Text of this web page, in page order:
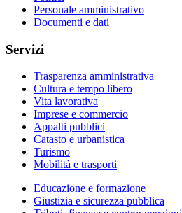
Personale amministrativo
Documenti e dati
Servizi
Trasparenza amministrativa
Cultura e tempo libero
Vita lavorativa
Imprese e commercio
Appalti pubblici
Catasto e urbanistica
Turismo
Mobilità e trasporti
Educazione e formazione
Giustizia e sicurezza pubblica